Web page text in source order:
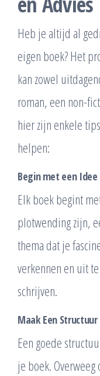
Heb je altijd al
eigen boek? Het
kan zowel
roman, een non-
hier zijn enkele
helpen:
Begin met een Idee
Elk boek begint
plotwending zijn,
thema dat je
verkennen en uit
schrijven.
Maak Een Structuur
Een goede
je boek.